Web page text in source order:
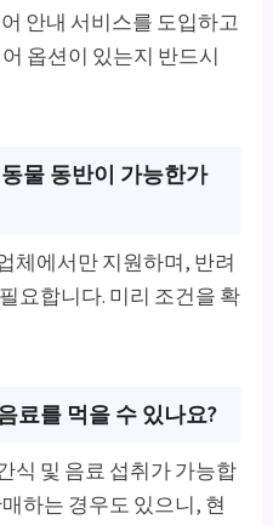
안내 서비스를 도입하고
옵션이 있는지 반드시
물 동반이 가능한가
체에서만 지원하며, 반려
요합니다. 미리 조건을 확
료를 먹을 수 있나요?
식 및 음료 섭취가 가능합
하는 경우도 있으니, 현